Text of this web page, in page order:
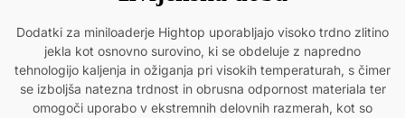
Dodatki za miniloaderje Hightop uporabljajo visoko trdno zlitino
jekla kot osnovno surovino, ki se obdeluje z napredno
tehnologijo kaljenja in ožiganja pri visokih temperaturah, s čimer
se izboljša natezna trdnost in obrusna odpornost materiala ter
omogoči uporabo v ekstremnih delovnih razmerah, kot so